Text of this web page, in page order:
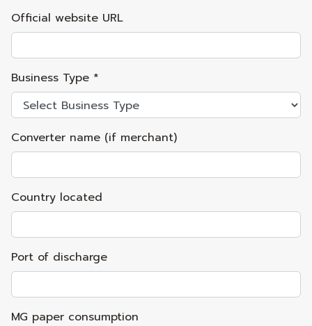
Official website URL
Business Type *
Converter name (if merchant)
Country located
Port of discharge
MG paper consumption